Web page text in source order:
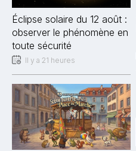
Éclipse solaire du 12 août :
observer le phénomène en
toute sécurité
Il y a 21 heures